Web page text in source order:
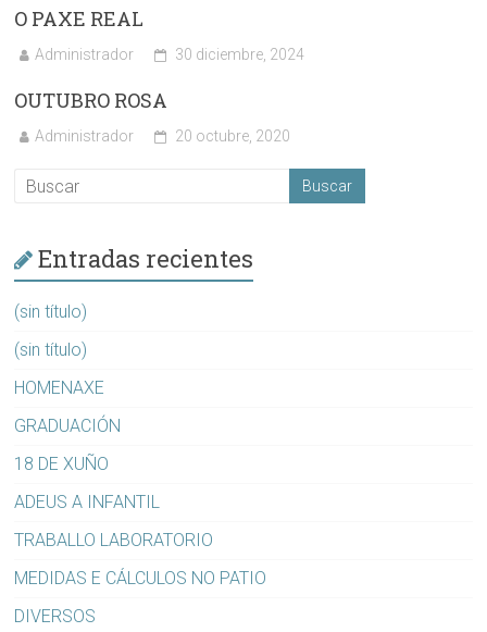
O PAXE REAL
Administrador 30 diciembre, 2024
OUTUBRO ROSA
Administrador 20 octubre, 2020
Entradas recientes
(sin título)
(sin título)
HOMENAXE
GRADUACIÓN
18 DE XUÑO
ADEUS A INFANTIL
TRABALLO LABORATORIO
MEDIDAS E CÁLCULOS NO PATIO
DIVERSOS